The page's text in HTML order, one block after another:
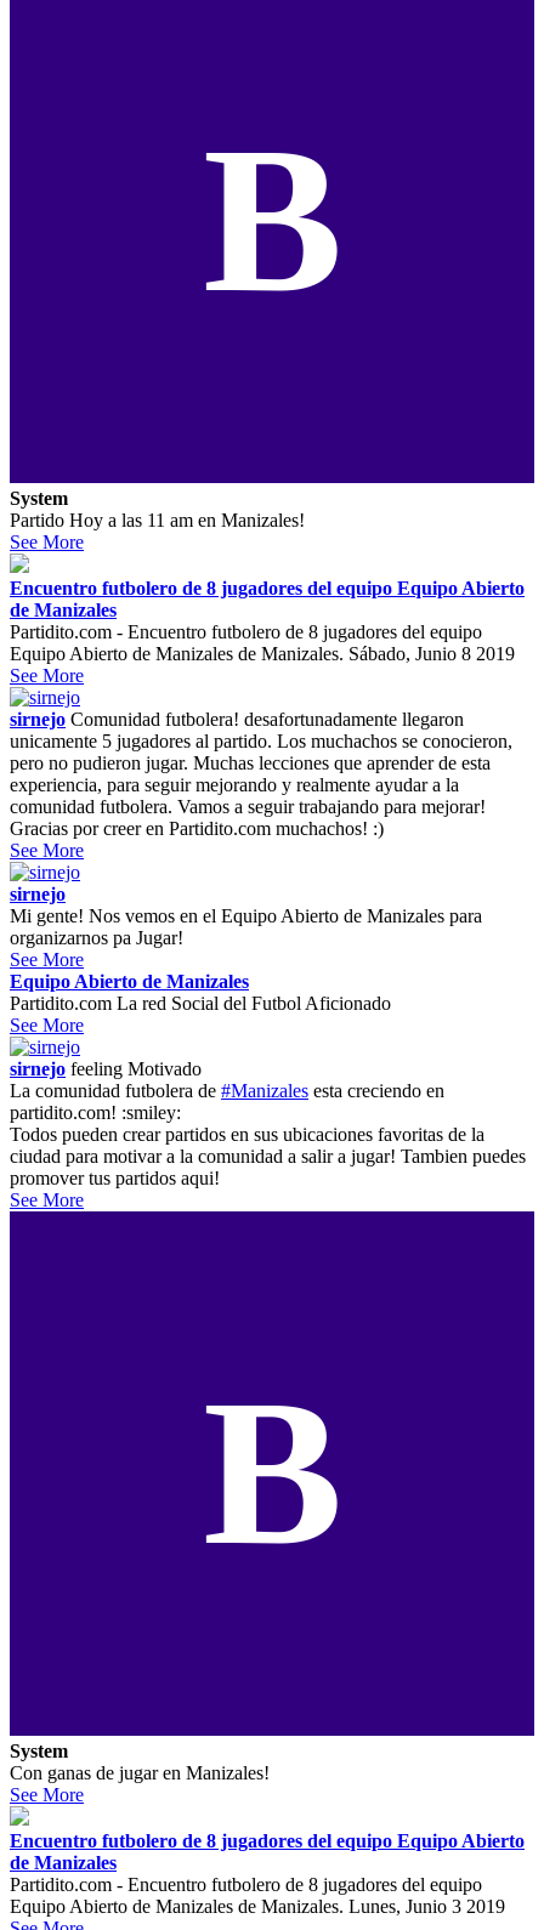
B
System
Partido Hoy a las 11 am en Manizales!
See More
Encuentro futbolero de 8 jugadores del equipo Equipo Abierto
de Manizales
Partidito.com - Encuentro futbolero de 8 jugadores del equipo
Equipo Abierto de Manizales de Manizales. Sábado, Junio 8 2019
See More
sirnejo Comunidad futbolera! desafortunadamente llegaron
unicamente 5 jugadores al partido. Los muchachos se conocieron,
pero no pudieron jugar. Muchas lecciones que aprender de esta
experiencia, para seguir mejorando y realmente ayudar a la
comunidad futbolera. Vamos a seguir trabajando para mejorar!
Gracias por creer en Partidito.com muchachos! :)
See More
sirnejo
Mi gente! Nos vemos en el Equipo Abierto de Manizales para
organizarnos pa Jugar!
See More
Equipo Abierto de Manizales
Partidito.com La red Social del Futbol Aficionado
See More
sirnejo feeling Motivado
La comunidad futbolera de #Manizales esta creciendo en
partidito.com! :smiley:
Todos pueden crear partidos en sus ubicaciones favoritas de la
ciudad para motivar a la comunidad a salir a jugar! Tambien puedes
promover tus partidos aqui!
See More
B
System
Con ganas de jugar en Manizales!
See More
Encuentro futbolero de 8 jugadores del equipo Equipo Abierto
de Manizales
Partidito.com - Encuentro futbolero de 8 jugadores del equipo
Equipo Abierto de Manizales de Manizales. Lunes, Junio 3 2019